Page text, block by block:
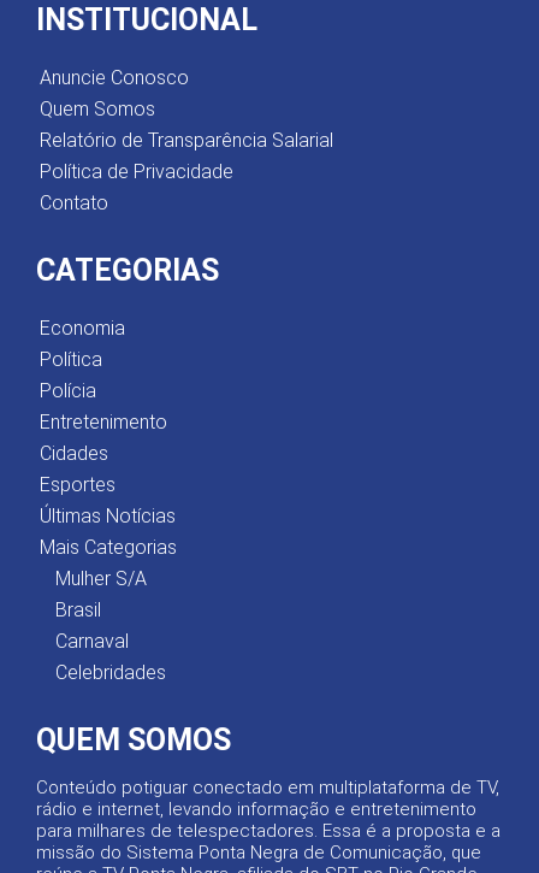
INSTITUCIONAL
Anuncie Conosco
Quem Somos
Relatório de Transparência Salarial
Política de Privacidade
Contato
CATEGORIAS
Economia
Política
Polícia
Entretenimento
Cidades
Esportes
Últimas Notícias
Mais Categorias
Mulher S/A
Brasil
Carnaval
Celebridades
QUEM SOMOS
Conteúdo potiguar conectado em multiplataforma de TV,
rádio e internet, levando informação e entretenimento
para milhares de telespectadores. Essa é a proposta e a
missão do Sistema Ponta Negra de Comunicação, que